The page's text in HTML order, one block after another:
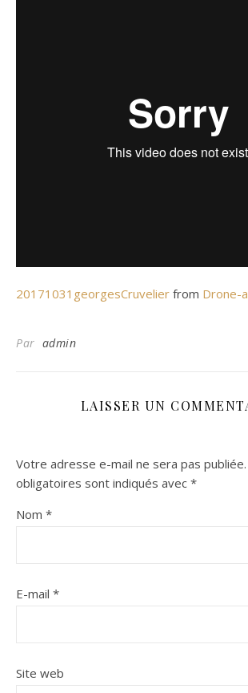
20171031georgesCruvelier from Drone-
Par admin
LAISSER UN
Votre adresse e-mail ne sera pas publiée.
obligatoires sont indiqués avec *
Nom *
E-mail *
Site web